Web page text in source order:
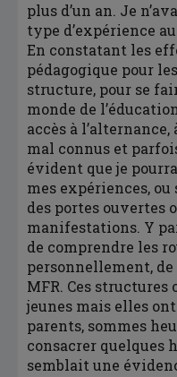
plus d’un an. Je
type d’expérience
En constatant les
pédagogique pour
structure, pour se
monde de
accès à
mal connus et
évident que je
mes expériences,
des portes ouvertes
manifestations. Y
de comprendre les
personnellement, de
MFR. Ces
jeunes mais elles
parents, sommes
consacrer quelques
semblait une